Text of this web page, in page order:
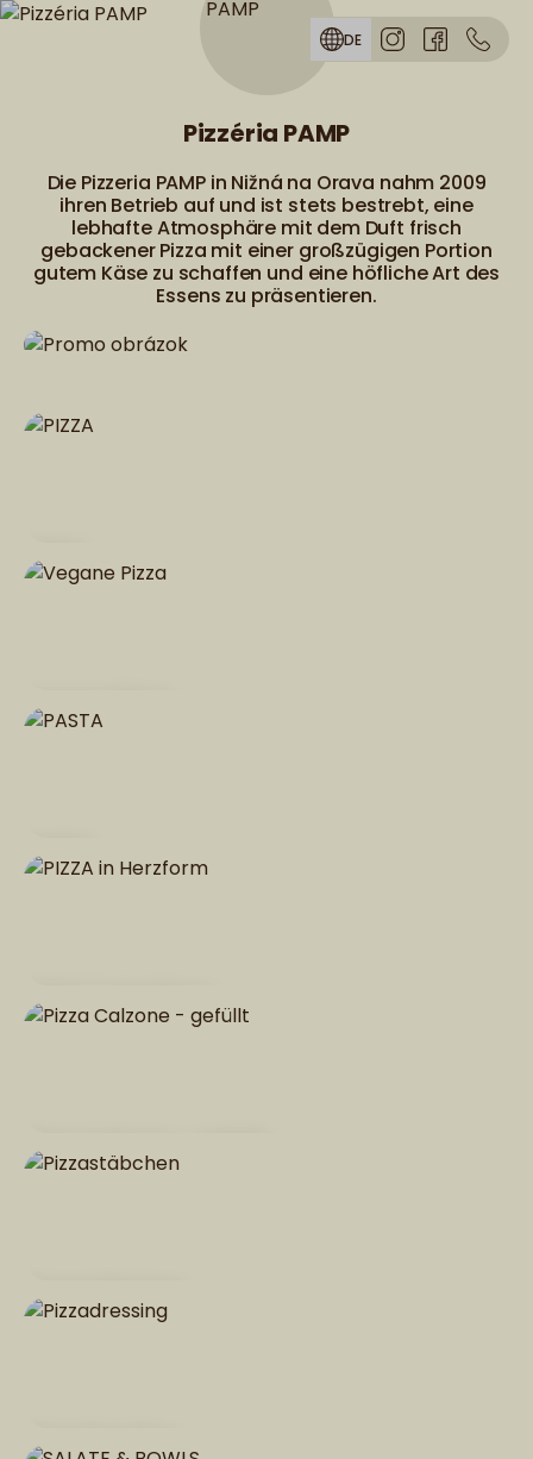
Skip to menu
DE
Pizzéria PAMP
Die Pizzeria PAMP in Nižná na Orava nahm 2009
ihren Betrieb auf und ist stets bestrebt, eine
lebhafte Atmosphäre mit dem Duft frisch
gebackener Pizza mit einer großzügigen Portion
gutem Käse zu schaffen und eine höfliche Art des
Essens zu präsentieren.
PIZZA
Vegane Pizza
PASTA
PIZZA in Herzform
Pizza Calzone - gefüllt
Pizzastäbchen
Pizzadressing